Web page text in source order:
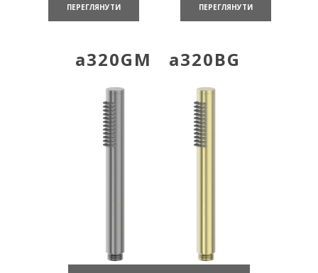
ПЕРЕГЛЯНУТИ ПЕРЕГЛЯНУТИ
a320GM a320BG